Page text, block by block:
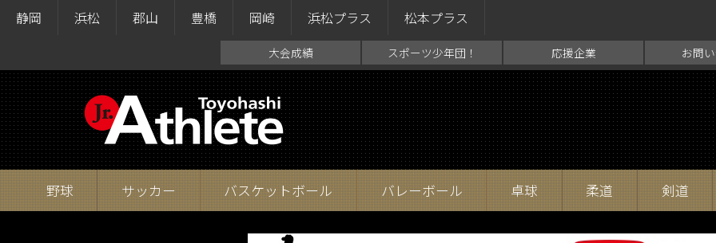
静岡 浜松 郡山 豊橋 岡崎 浜松プラス 松本プラス
大会成績 スポーツ少年団！ 応援企業 お問
野球 サッカー バスケットボール バレーボール 卓球 柔道 剣道